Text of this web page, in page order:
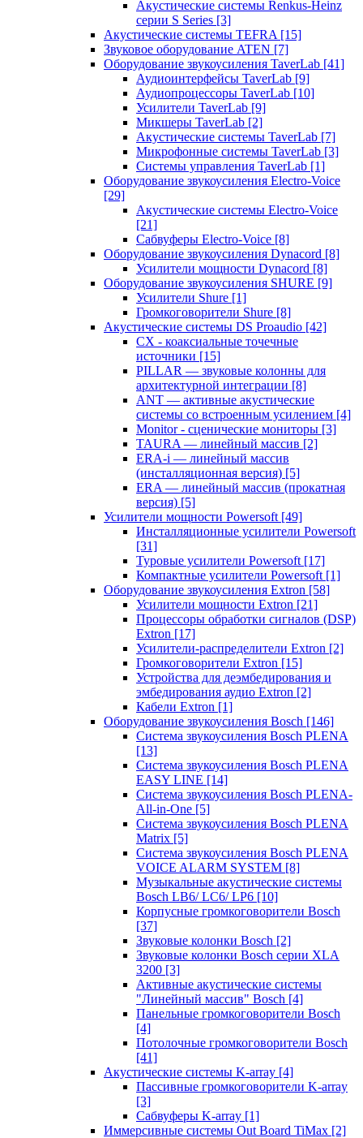
Акустические системы Renkus-Heinz
серии S Series [3]
Акустические системы TEFRA [15]
Звуковое оборудование ATEN [7]
Оборудование звукоусиления TaverLab [41]
Аудиоинтерфейсы TaverLab [9]
Аудиопроцессоры TaverLab [10]
Усилители TaverLab [9]
Микшеры TaverLab [2]
Акустические системы TaverLab [7]
Микрофонные системы TaverLab [3]
Системы управления TaverLab [1]
Оборудование звукоусиления Electro-Voice
[29]
Акустические системы Electro-Voice
[21]
Сабвуферы Electro-Voice [8]
Оборудование звукоусиления Dynacord [8]
Усилители мощности Dynacord [8]
Оборудование звукоусиления SHURE [9]
Усилители Shure [1]
Громкоговорители Shure [8]
Акустические системы DS Proaudio [42]
CX - коаксиальные точечные
источники [15]
PILLAR — звуковые колонны для
архитектурной интеграции [8]
ANT — активные акустические
системы со встроенным усилением [4]
Monitor - сценические мониторы [3]
TAURA — линейный массив [2]
ERA-i — линейный массив
(инсталляционная версия) [5]
ERA — линейный массив (прокатная
версия) [5]
Усилители мощности Powersoft [49]
Инсталляционные усилители Powersoft
[31]
Туровые усилители Powersoft [17]
Компактные усилители Powersoft [1]
Оборудование звукоусиления Extron [58]
Усилители мощности Extron [21]
Процессоры обработки сигналов (DSP)
Extron [17]
Усилители-распределители Extron [2]
Громкоговорители Extron [15]
Устройства для деэмбедирования и
эмбедирования аудио Extron [2]
Кабели Extron [1]
Оборудование звукоусиления Bosch [146]
Система звукоусиления Bosch PLENA
[13]
Система звукоусиления Bosch PLENA
EASY LINE [14]
Система звукоусиления Bosch PLENA-
All-in-One [5]
Система звукоусиления Bosch PLENA
Matrix [5]
Система звукоусиления Bosch PLENA
VOICE ALARM SYSTEM [8]
Музыкальные акустические системы
Bosch LB6/ LC6/ LP6 [10]
Корпусные громкоговорители Bosch
[37]
Звуковые колонки Bosch [2]
Звуковые колонки Bosch серии XLA
3200 [3]
Активные акустические системы
"Линейный массив" Bosch [4]
Панельные громкоговорители Bosch
[4]
Потолочные громкоговорители Bosch
[41]
Акустические системы K-array [4]
Пассивные громкоговорители K-array
[3]
Сабвуферы K-array [1]
Иммерсивные системы Out Board TiMax [2]